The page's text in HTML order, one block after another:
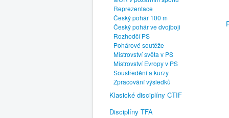
Reprezentace
Český pohár 100 m
Český pohár ve dvojboji
Rozhodčí PS
Pohárové soutěže
Mistrovství světa v PS
Mistrovství Evropy v PS
Soustředění a kurzy
Zpracování výsledků
Klasické disciplíny CTIF
Disciplíny TFA